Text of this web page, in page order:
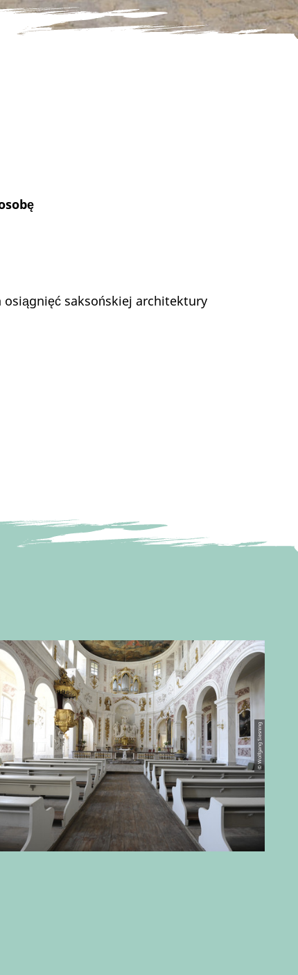
osiągnięć saksońskiej architektury
© Wolfgang Siesning